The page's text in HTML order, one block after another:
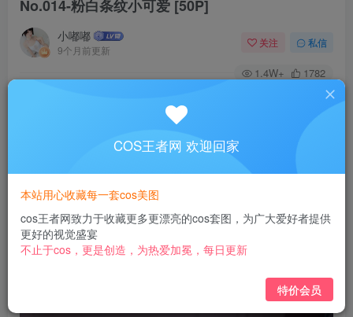
No.014-粉白条纹小可爱 [50P]
小嘟嘟
9个月前更新
关注 私信
1.4W+ 1782
No.014-粉白条纹小可爱 [50P]
此内容为付费阅读，请付费后查看
3
黄金会员免费 钻石会员 免费
立即购买
COS王者网 欢迎回家
本站用心收藏每一套cos美图
cos王者网致力于收藏更多更漂亮的cos套图，为广大爱好者提供
更好的视觉盛宴
不止于cos，更是创造，为热爱加冕，每日更新
特价会员